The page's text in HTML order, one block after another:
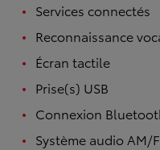
Services connectés
Reconnaissance
Écran tactile
Prise(s) USB
Connexion
Système audio AM/